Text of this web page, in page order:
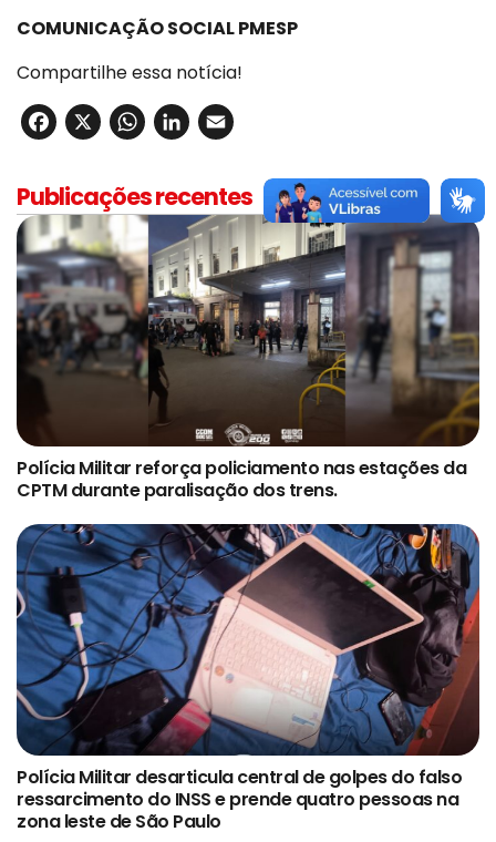
COMUNICAÇÃO SOCIAL PMESP
Compartilhe essa notícia!
Facebook
X WhatsApp
LinkedIn
Publicações recentes
Polícia Militar reforça policiamento nas estações da
CPTM durante paralisação dos trens.
Polícia Militar desarticula central de golpes do falso
ressarcimento do INSS e prende quatro pessoas na
zona leste de São Paulo